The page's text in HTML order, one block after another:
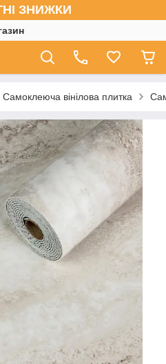
ЗНИЖКИ
Самоклеюча вінілова плитка